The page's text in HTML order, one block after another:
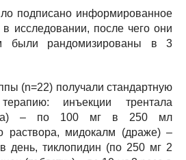
подписано информированное
в исследовании, после чего они
были рандомизированы в 3
(n=22) получали стандартную
инъекции трентала
– по 100 мг в 250 мл
раствора, мидокалм (драже) –
день, тиклопидин (по 250 мг 2